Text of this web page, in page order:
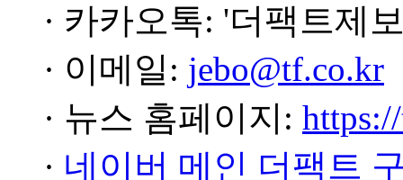
· 카카오톡: '더팩트제
· 이메일: jebo@tf.co.kr
· 뉴스 홈페이지:
· 네이버 메인 더팩트